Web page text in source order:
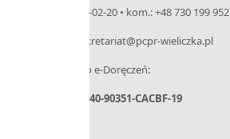
tel. 12 288-02-20 • kom.: +48 730 199 952
e-mail: sekretariat@pcpr-wieliczka.pl
– Adres do e-Doręczeń:
AE:PL-31440-90351-CACBF-19